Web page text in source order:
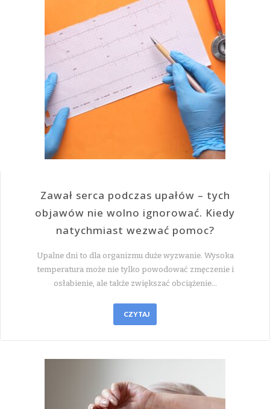
Zawał serca podczas upałów – tych
objawów nie wolno ignorować. Kiedy
natychmiast wezwać pomoc?
Upalne dni to dla organizmu duże wyzwanie. Wysoka
temperatura może nie tylko powodować zmęczenie i
osłabienie, ale także zwiększać obciążenie…
CZYTAJ